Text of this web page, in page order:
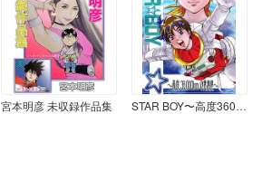
宮本明彦 未収録作品集 STAR BOY〜高度36000kmの勇者達〜